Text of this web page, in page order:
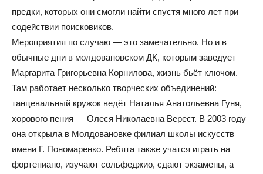
предки, которых они смогли найти спустя много лет при
содействии поисковиков.
Мероприятия по случаю — это замечательно. Но и в
обычные дни в молдовановском ДК, которым заведует
Маргарита Григорьевна Корнилова, жизнь бьёт ключом.
Там работает несколько творческих объединений:
танцевальный кружок ведёт Наталья Анатольевна Гуня,
хорового пения — Олеся Николаевна Верест. В 2003 году
она открыла в Молдовановке филиал школы искусств
имени Г. Пономаренко. Ребята также учатся играть на
фортепиано, изучают сольфеджио, сдают экзамены, а